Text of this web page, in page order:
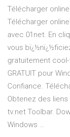
Télécharger
Télécharger
avec 01net. En
vous
gratuitement cool-
GRATUIT pour
Confiance.
Obtenez des
tv.net Toolbar.
Windows …